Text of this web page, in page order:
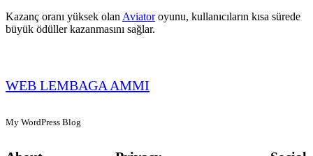
Kazanç oranı yüksek olanAviatoroyunu, kullanıcıların kısa sürede
büyük ödüller kazanmasını sağlar.
WEB LEMBAGA AMMI
My WordPress Blog